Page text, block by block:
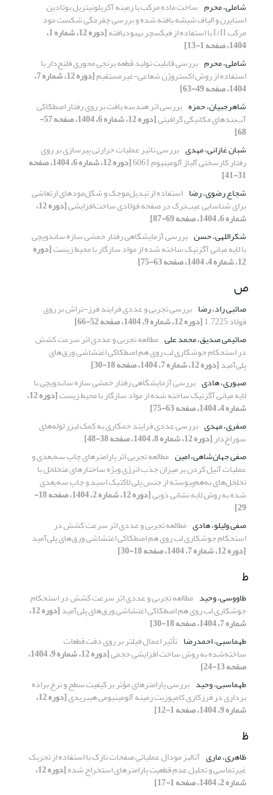
شاملی، محرم ساخت ماده مرکب با زمینه آکریلونیتریل بوتادین
استایرن و الیاف شیشه بافته شده و بررسی چقرمگی شکست مود
مرکب I/II با استفاده از فیکسچر بهبودیافته [دوره 12، شماره 1،
1404، صفحه 1-13]
شاملی، محرم بررسی قابلیت تولید قطعه برنجی محوری فلنج‌دار با
استفاده از روش اکستروژن شعاعی-غیرمستقیم [دوره 12، شماره 7،
1404، صفحه 49-63]
شاهرجبیان، حمزه بررسی اثر هندسه بافت بر روی رفتار اصطکاکی
آب‌بندهای مکانیکی گرافیتی [دوره 12، شماره 6، 1404، صفحه 57-
68]
شبان غازانی، مهدی بررسی تاثیر عملیات حرارتی پیرسازی بر روی
رفتار کارسختی آلیاژ آلومینیوم 6061 [دوره 12، شماره 6، 1404، صفحه
31-41]
شجاع رضوی، رضا استفاده از تبدیل‌موجک و شکل‌مودهای ارتعاشی
برای شناسایی عیب‌ترک در صفحه فولادی ساخت‌افزایشی [دوره 12،
شماره 6، 1404، صفحه 69-87]
شکراللهی، حسن بررسی آزمایشگاهی رفتار خمشی سازه ساندویچی
با لایه میانی آگزتیک ساخته شده از مواد سازگار با محیط زیست[دوره
12، شماره 4، 1404، صفحه 63-75]
ص
صائبی راد، رضا بررسی تجربی و عددی فرایند فرز-تراش بر روی
فولاد 1.7225
[دوره 12، شماره 9، 1404، صفحه 52-66]
صائیمی صدیق، محمد علی مطالعه تجربی و عددی اثر سرعت کشش
در استحکام جوشکاری لب روی هم اصطکاکی اغتشاشی ورق‌‌های
پلی‌آمید[دوره 12، شماره 7، 1404، صفحه 18-30]
صبوری، هادی بررسی آزمایشگاهی رفتار خمشی سازه ساندویچی با
لایه میانی آگزتیک ساخته شده از مواد سازگار با محیط زیست [دوره 12،
شماره 4، 1404، صفحه 63-75]
صفری، مهدی بررسی عددی فرایند خمکاری به کمک لیزر لوله‌های
سوراخ‌دار[دوره 12، شماره 8، 1404، صفحه 38-48]
صفی جهان‌شاهی، امین مطالعه تجربی اثر پارامترهای چاپ سه‌بعدی و
عملیات آنیل کردن بر میزان جذب انرژی ویژه ساختارهای متخلخل با
تخلخل‌های به‌هم‌پیوسته از جنس پلی لاکتیک اسید و چاپ سه‌بعدی
شده به روش لایه نشانی ذوبی [دوره 12، شماره 2، 1404، صفحه 18-
29]
صفی ولیلو، هادی مطالعه تجربی و عددی اثر سرعت کشش در
استحکام جوشکاری لب روی هم اصطکاکی اغتشاشی ورق‌‌های پلی‌آمید
[دوره 12، شماره 7، 1404، صفحه 18-30]
ط
طاووسی، وحید مطالعه تجربی و عددی اثر سرعت کشش در استحکام
جوشکاری لب روی هم اصطکاکی اغتشاشی ورق‌‌های پلی‌آمید [دوره 12،
شماره 7، 1404، صفحه 18-30]
طهماسبی، احمدرضا تأثیر اعمال فیلتر بر روی دقت قطعات
ساخته‌شده به روش ساخت افزایشی حجمی [دوره 12، شماره 9، 1404،
صفحه 13-24]
طهماسبی، وحید بررسی پارامترهای مؤثر بر کیفیت سطح و نرخ براده
برداری در فرزکاری کامپوزیت زمینه آلومینیومی هیبریدی [دوره 12،
شماره 9، 1404، صفحه 1-12]
ظ
ظاهری، ماری آنالیز مودال عملیاتی صفحات نازک با استفاده از تحریک
غیرتماسی و تحلیل عدم قطعیت پارامترهای استخراج شده [دوره 12،
شماره 2، 1404، صفحه 1-17]